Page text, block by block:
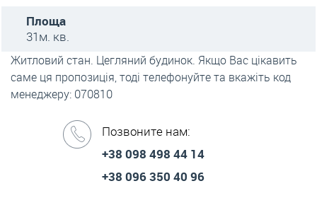
Площа
31м. кв.
Житловий стан. Цегляний будинок. Якщо Вас цікавить
саме ця пропозиція, тоді телефонуйте та вкажіть код
менеджеру: 070810
Позвоните нам:
+38 098 498 44 14
+38 096 350 40 96